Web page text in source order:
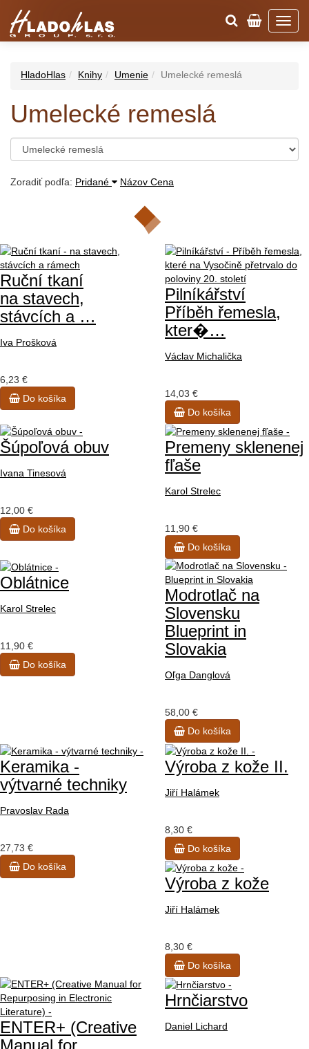
HladoHlas Knihy Umenie Umelecké remeslá
Umelecké remeslá
Zoradiť podľa: Pridané Názov Cena
Ruční tkaní
na stavech,
stávcích a …
Iva Prošková
6,23 €
Do košíka
Pilníkářství
Příběh řemesla,
kter�…
Václav Michalička
14,03 €
Do košíka
Šúpoľová obuv
Ivana Tinesová
12,00 €
Do košíka
Premeny sklenenej
fľaše
Karol Strelec
11,90 €
Do košíka
Oblátnice
Karol Strelec
11,90 €
Do košíka
Modrotlač na
Slovensku
Blueprint in
Slovakia
Oľga Danglová
58,00 €
Do košíka
Keramika -
výtvarné techniky
Pravoslav Rada
27,73 €
Do košíka
Výroba z kože II.
Jiří Halámek
8,30 €
Do košíka
Výroba z kože
Jiří Halámek
8,30 €
Do košíka
ENTER+ (Creative
Manual for
Hrnčiarstvo
Daniel Lichard